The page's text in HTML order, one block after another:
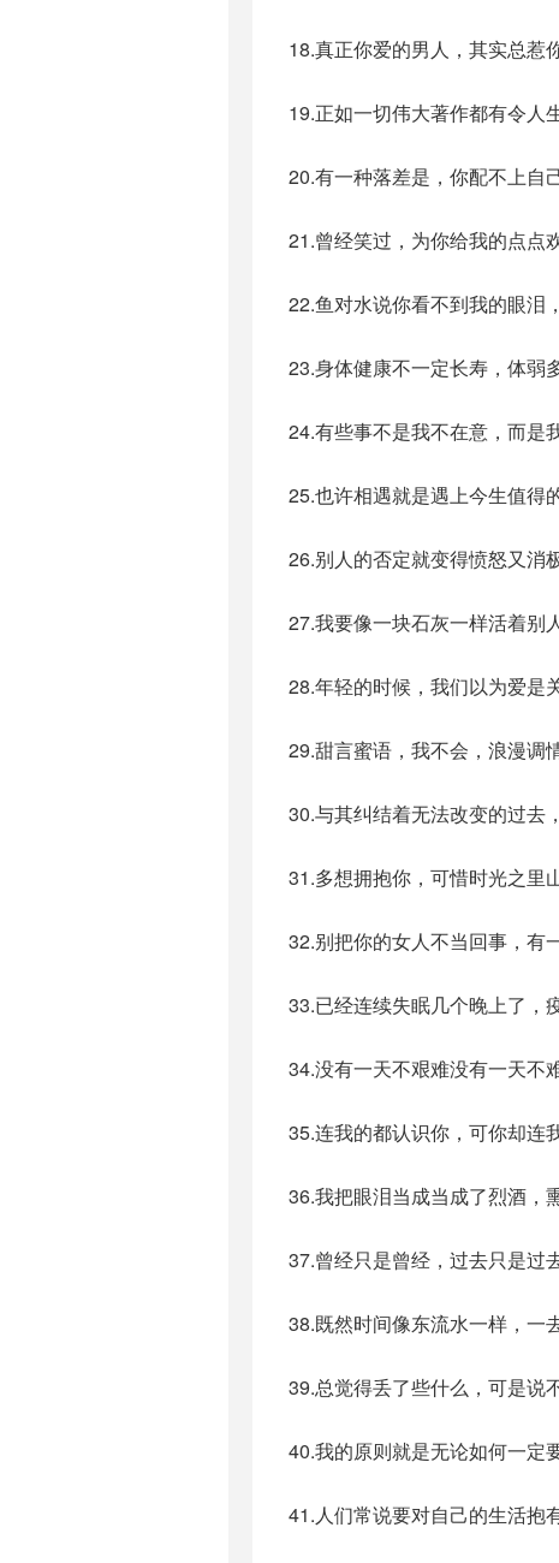
18.真正你爱的男人，其实总惹
19.正如一切伟大著作都有令人
20.有一种落差是，你配不上自
21.曾经笑过，为你给我的点点
22.鱼对水说你看不到我的眼泪
23.身体健康不一定长寿，体弱
24.有些事不是我不在意，而是
25.也许相遇就是遇上今生值得
26.别人的否定就变得愤怒又消
27.我要像一块石灰一样活着别
28.年轻的时候，我们以为爱是
29.甜言蜜语，我不会，浪漫调
30.与其纠结着无法改变的过去
31.多想拥抱你，可惜时光之里
32.别把你的女人不当回事，有
33.已经连续失眠几个晚上了，
34.没有一天不艰难没有一天不
35.连我的都认识你，可你却连
36.我把眼泪当成当成了烈酒，
37.曾经只是曾经，过去只是过
38.既然时间像东流水一样，一
39.总觉得丢了些什么，可是说
40.我的原则就是无论如何一定
41.人们常说要对自己的生活抱